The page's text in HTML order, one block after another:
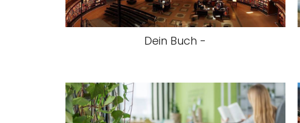
Dein Buch -